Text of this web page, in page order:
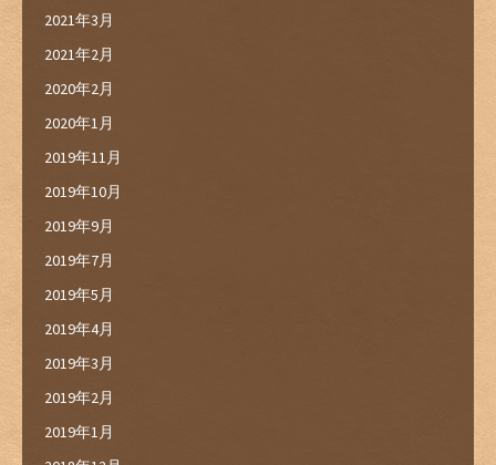
2021年3月
2021年2月
2020年2月
2020年1月
2019年11月
2019年10月
2019年9月
2019年7月
2019年5月
2019年4月
2019年3月
2019年2月
2019年1月